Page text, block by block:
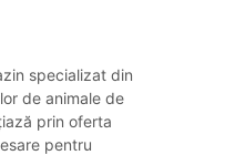
specializat din
de animale de
prin oferta
pentru